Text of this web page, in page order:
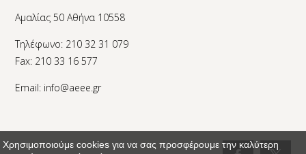
Αμαλίας 50 Αθήνα 10558
Τηλέφωνο: 210 32 31 079
Fax: 210 33 16 577
Email: info@aeee.gr
Χρησιμοποιούμε cookies για να σας προσφέρουμε την καλύτερη